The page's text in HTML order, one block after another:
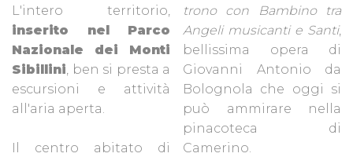
L'intero territorio,
inserito nel Parco
Nazionale dei Monti
Sibillini, ben si presta a
escursioni e attività
all'aria aperta.
Il centro abitato di
trono con Bambino tra
Angeli musicanti e Santi,
bellissima opera di
Giovanni Antonio da
Bolognola che oggi si
può ammirare nella
pinacoteca di
Camerino.